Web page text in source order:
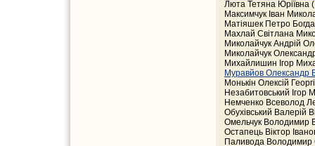
Люта Тетяна Юріївна
Максимчук Іван
Матіяшек Петро
Махлай Світлана
Миколайчук Андрій
Миколайчук
Михайлишин Ігор
Муравйов Олександр
Монькін Олексій
Незабитовський Ігор
Немченко Всеволод
Обухівський Валерій
Омельчук Володимир
Остапець Віктор
Паливода Володимир